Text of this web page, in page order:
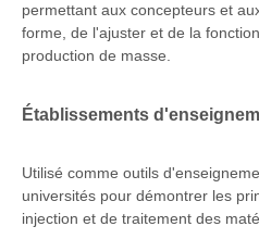
permettant aux concepteurs et
forme, de l'ajuster et de la
production de masse.
Établissements
Utilisé comme outils
universités pour démontrer les
injection et de traitement des